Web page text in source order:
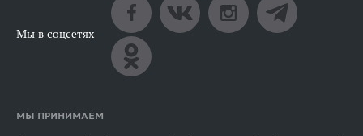
Мы в соцсетях
МЫ ПРИНИМАЕМ